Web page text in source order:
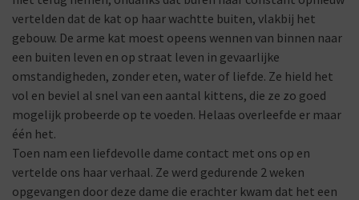
vertelden dat de kat op haar wachtte buiten, vlakbij het
gebouw. De arme kat moest opeens wennen van binnen naar
een buiten leven en op straat leven in gevaarlijke
omstandigheden, zonder eten, water of liefde. Ze hield het
vol en beviel al snel van een aantal kittens, die ze zo goed
mogelijk probeerde op te voeden. Helaas overleefde er maar
één het.
Toen nam een liefdevolle dame contact met ons op en
vertelde ons haar verhaal. Ze werd gedurende 2 weken
opgevangen door deze dame die erachter kwam dat het een